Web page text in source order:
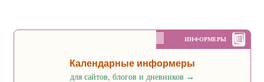
ИНФОРМЕРЫ
Календарные информеры
для сайтов, блогов и дневников →